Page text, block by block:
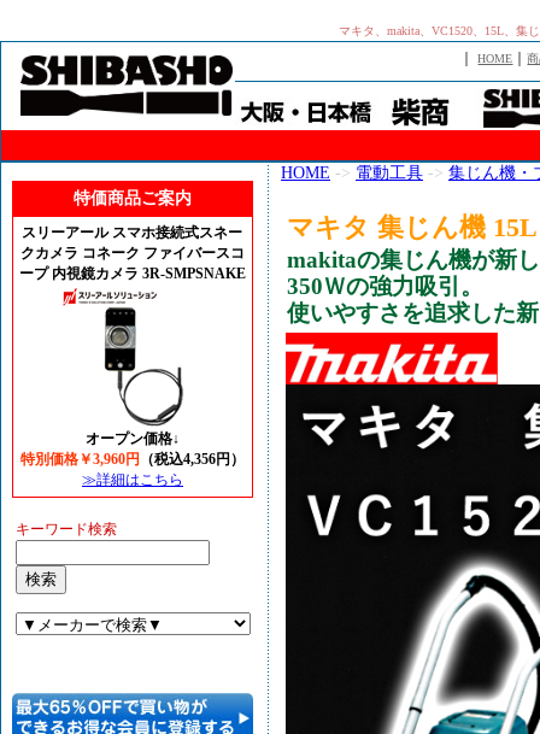
マキタ、makita、VC1520、15L、
｜HOME ｜
特価商品ご案内
スリーアール スマホ接続式スネー
クカメラ コネーク ファイバースコ
ープ 内視鏡カメラ 3R-SMPSNAKE
オープン価格↓
特別価格￥3,960円
（税込4,356円）
≫詳細はこちら
キーワード検索
HOME -> 電動工具 -> 集じん機・
マキタ 集じん機 15L
makitaの集じん機が新
350Ｗの強力吸引。
使いやすさを追求した